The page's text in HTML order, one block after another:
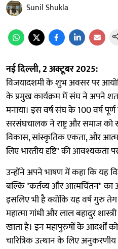
Sunil Shukla
नई दिल्ली, 2 अक्टूबर 2025:
विजयादशमी के शुभ अवसर पर
के प्रमुख कार्यक्रम में संघ ने अपने
मनाया। इस वर्ष संघ के 100 वर्ष
सरसंघचालक ने राष्ट्र और समाज
विकास, सांस्कृतिक एकता, और
लिए भारतीय दृष्टि" की आवश्यकता
उन्होंने अपने भाषण में कहा कि यह
बल्कि "कर्तव्य और आत्मचिंतन" का
इसलिए भी है क्योंकि यह वर्ष गुरु
महात्मा गांधी और लाल बहादुर
खाता है। इन महापुरुषों के
चारित्रिक उत्थान के लिए अनुकरणीय